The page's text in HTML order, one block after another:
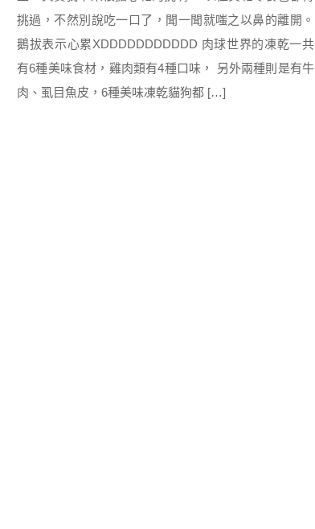
挑過，不然別說吃一口了，聞一聞就嗤之以鼻的離開。
鵝拔表示心累XDDDDDDDDDDD 肉球世界的凍乾一共
有6種美味食材，雞肉類有4種口味， 另外兩種則是有牛
肉、虱目魚皮，6種美味凍乾貓狗都 […]